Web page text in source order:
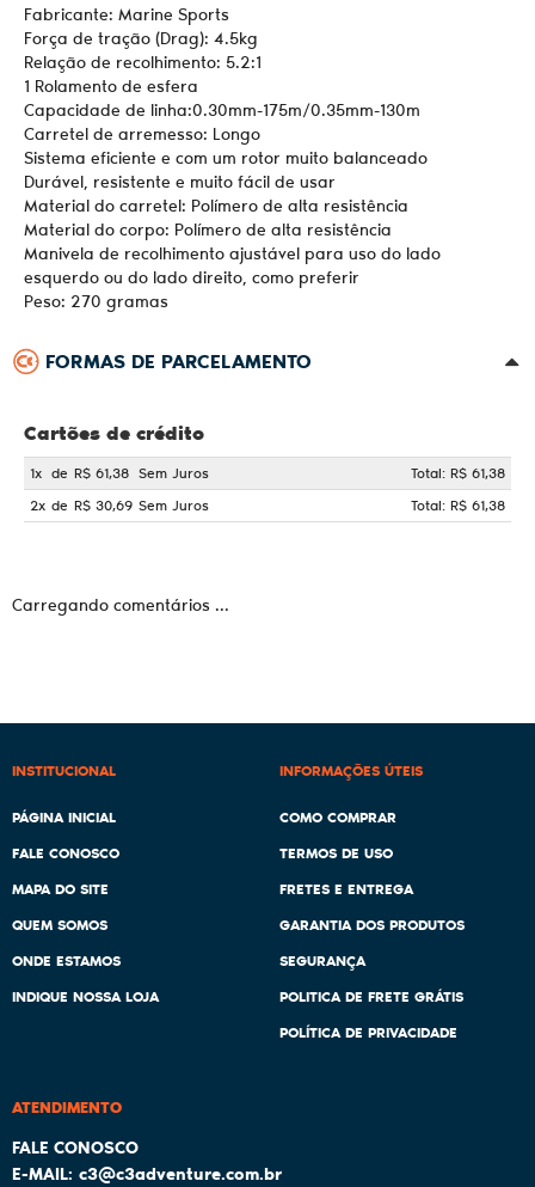
Fabricante: Marine Sports
Força de tração (Drag): 4.5kg
Relação de recolhimento: 5.2:1
1 Rolamento de esfera
Capacidade de linha:0.30mm-175m/0.35mm-130m
Carretel de arremesso: Longo
Sistema eficiente e com um rotor muito balanceado
Durável, resistente e muito fácil de usar
Material do carretel: Polímero de alta resistência
Material do corpo: Polímero de alta resistência
Manivela de recolhimento ajustável para uso do lado
esquerdo ou do lado direito, como preferir
Peso: 270 gramas
FORMAS DE PARCELAMENTO
Cartões de crédito
1x de R$ 61,38 Sem Juros
Total: R$ 61,38
2x de R$ 30,69 Sem Juros Total: R$ 61,38
Carregando comentários ...
INSTITUCIONAL
PÁGINA INICIAL
FALE CONOSCO
MAPA DO SITE
QUEM SOMOS
ONDE ESTAMOS
INDIQUE NOSSA LOJA
INFORMAÇÕES ÚTEIS
COMO COMPRAR
TERMOS DE USO
FRETES E ENTREGA
GARANTIA DOS PRODUTOS
SEGURANÇA
POLITICA DE FRETE GRÁTIS
POLÍTICA DE PRIVACIDADE
ATENDIMENTO
c3@c3adventure.com.br